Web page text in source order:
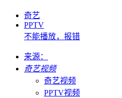
奇艺
PPTV
不能播放，报错
来源：
奇艺视频
奇艺视频
PPTV视频